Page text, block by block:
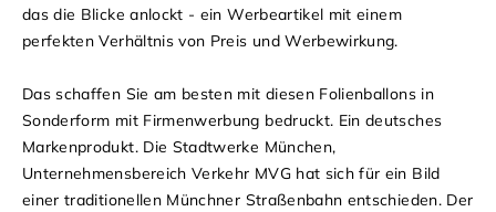
das die Blicke anlockt - ein Werbeartikel mit einem
perfekten Verhältnis von Preis und Werbewirkung.
Das schaffen Sie am besten mit diesen Folienballons in
Sonderform mit Firmenwerbung bedruckt. Ein deutsches
Markenprodukt. Die Stadtwerke München,
Unternehmensbereich Verkehr MVG hat sich für ein Bild
einer traditionellen Münchner Straßenbahn entschieden. Der